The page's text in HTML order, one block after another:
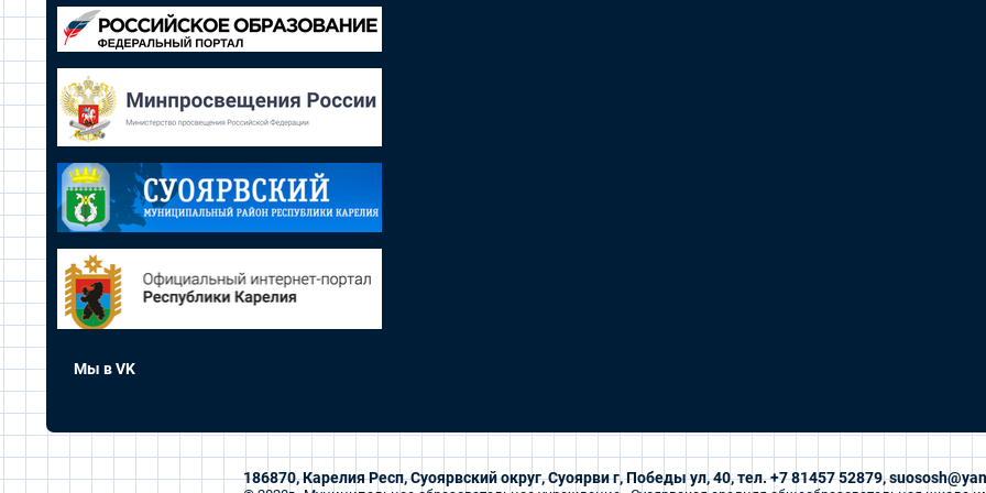
Мы в VK
186870, Карелия Респ, Суоярвский округ, Суоярви г, Победы ул, 40, тел. +7 81457 52879,